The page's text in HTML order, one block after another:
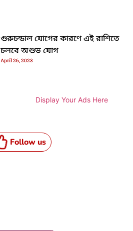
গুরুচন্ডাল যোগের কারণে এই রাশিতে
চলবে অশুভ যোগ
April 26, 2023
Display Your Ads Here
Follow us